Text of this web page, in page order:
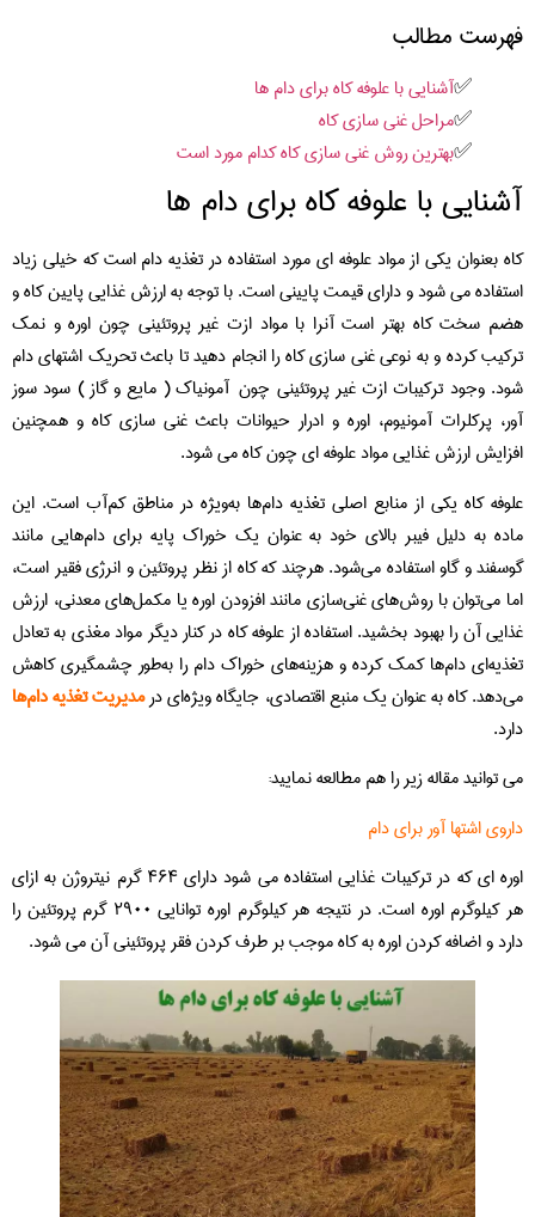
فهرست مطالب
آشنایی با علوفه کاه برای دام ها
مراحل غنی سازی کاه
بهترین روش غنی سازی کاه کدام مورد است
آشنایی با علوفه کاه برای دام ها
کاه بعنوان یکی از مواد علوفه ای مورد استفاده در تغذیه دام است که خیلی زیاد
استفاده می شود و دارای قیمت پایینی است. با توجه به ارزش غذایی پایین کاه و
هضم سخت کاه بهتر است آنرا با مواد ازت غیر پروتئینی چون اوره و نمک
ترکیب کرده و به نوعی غنی سازی کاه را انجام دهید تا باعث تحریک اشتهای دام
شود. وجود ترکیبات ازت غیر پروتئینی چون آمونیاک ( مایع و گاز ) سود سوز
آور، پرکلرات آمونیوم، اوره و ادرار حیوانات باعث غنی سازی کاه و همچنین
افزایش ارزش غذایی مواد علوفه ای چون کاه می شود.
علوفه کاه یکی از منابع اصلی تغذیه دام‌ها به‌ویژه در مناطق کم‌آب است. این
ماده به دلیل فیبر بالای خود به عنوان یک خوراک پایه برای دام‌هایی مانند
گوسفند و گاو استفاده می‌شود. هرچند که کاه از نظر پروتئین و انرژی فقیر است،
اما می‌توان با روش‌های غنی‌سازی مانند افزودن اوره یا مکمل‌های معدنی، ارزش
غذایی آن را بهبود بخشید. استفاده از علوفه کاه در کنار دیگر مواد مغذی به تعادل
تغذیه‌ای دام‌ها کمک کرده و هزینه‌های خوراک دام را به‌طور چشمگیری کاهش
می‌دهد. کاه به عنوان یک منبع اقتصادی، جایگاه ویژه‌ای درمدیریت تغذیه دام‌ها
دارد.
می توانید مقاله زیر را هم مطالعه نمایید:
داروی اشتها آور برای دام
اوره ای که در ترکیبات غذایی استفاده می شود دارای ۴۶۴ گرم نیتروژن به ازای
هر کیلوگرم اوره است. در نتیجه هر کیلوگرم اوره توانایی ۲۹۰۰ گرم پروتئین را
دارد و اضافه کردن اوره به کاه موجب بر طرف کردن فقر پروتئینی آن می شود.